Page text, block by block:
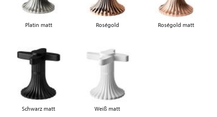
Platin matt Roségold Roségold matt
Schwarz matt Weiß matt